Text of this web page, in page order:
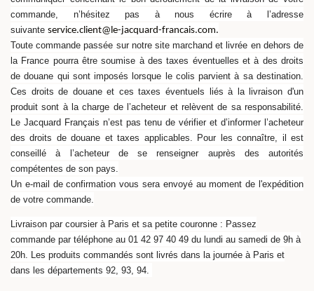
commande, n’hésitez pas à nous écrire à l’adresse
suivante service.client@le-jacquard-francais.com.
Toute commande passée sur notre site marchand et livrée en dehors de
la France pourra être soumise à des taxes éventuelles et à des droits
de douane qui sont imposés lorsque le colis parvient à sa destination.
Ces droits de douane et ces taxes éventuels liés à la livraison d'un
produit sont à la charge de l’acheteur et relèvent de sa responsabilité.
Le Jacquard Français n’est pas tenu de vérifier et d’informer l’acheteur
des droits de douane et taxes applicables. Pour les connaître, il est
conseillé à l’acheteur de se renseigner auprès des autorités
compétentes de son pays.
Un e-mail de confirmation vous sera envoyé au moment de l'expédition
de votre commande.
Livraison par coursier à Paris et sa petite couronne : Passez
commande par téléphone au 01 42 97 40 49 du lundi au samedi de 9h à
20h. Les produits commandés sont livrés dans la journée à Paris et
dans les départements 92, 93, 94.